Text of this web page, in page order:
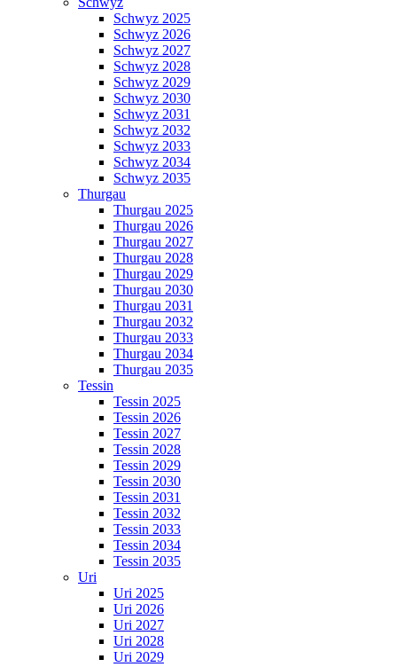
Schwyz 2025
Schwyz 2026
Schwyz 2027
Schwyz 2028
Schwyz 2029
Schwyz 2030
Schwyz 2031
Schwyz 2032
Schwyz 2033
Schwyz 2034
Schwyz 2035
Thurgau
Thurgau 2025
Thurgau 2026
Thurgau 2027
Thurgau 2028
Thurgau 2029
Thurgau 2030
Thurgau 2031
Thurgau 2032
Thurgau 2033
Thurgau 2034
Thurgau 2035
Tessin
Tessin 2025
Tessin 2026
Tessin 2027
Tessin 2028
Tessin 2029
Tessin 2030
Tessin 2031
Tessin 2032
Tessin 2033
Tessin 2034
Tessin 2035
Uri
Uri 2025
Uri 2026
Uri 2027
Uri 2028
Uri 2029